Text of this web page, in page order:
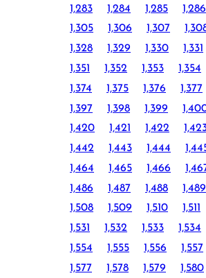
1,283
1,284 1,285 1,286
1,305
1,306 1,307
1,328
1,329 1,330 1,331
1,351
1,352 1,353 1,354
1,374
1,375 1,376 1,377
1,397
1,398 1,399
1,420
1,421 1,422
1,442
1,443 1,444
1,464
1,465 1,466
1,486
1,487 1,488 1,489
1,508
1,509 1,510 1,511
1,531
1,532 1,533 1,534
1,554
1,555 1,556 1,557
1,577
1,578 1,579 1,580